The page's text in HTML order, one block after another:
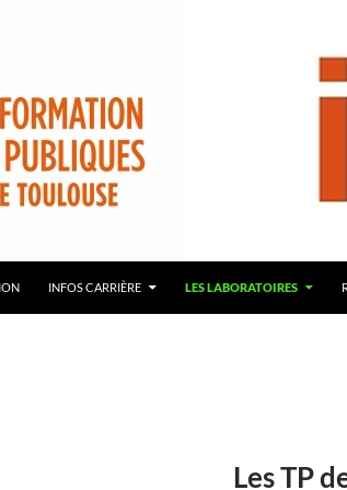
de Toulouse – ITRF
INFOS CARRIÈRE LES LABORATOIRES
Les TP